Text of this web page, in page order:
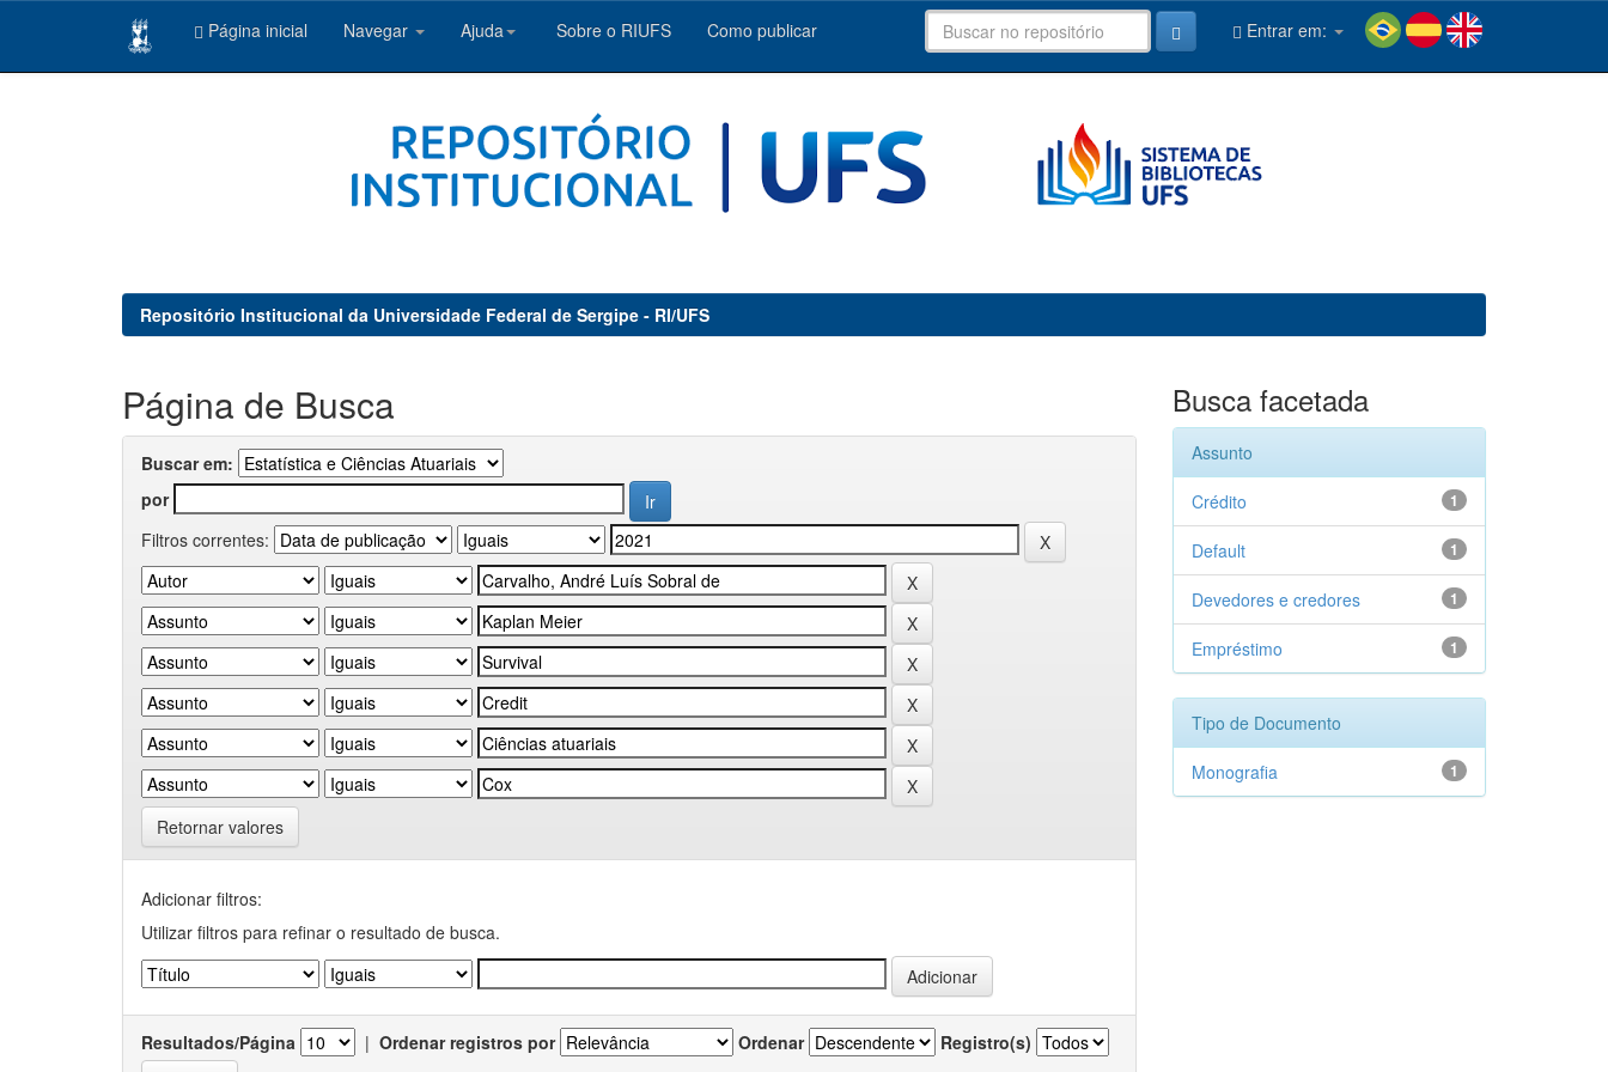
Página inicial Navegar Ajuda Sobre o RIUFS Como publicar Entrar em:
Repositório Institucional da Universidade Federal de Sergipe - RI/UFS
Página de Busca
Buscar em:
por
Filtros correntes:
Retornar valores
Adicionar filtros:
Utilizar filtros para refinar o resultado de busca.
Resultados/Página | Ordenar registros por Ordenar Registro(s)
Busca facetada
Assunto
1
Crédito
1
Default
1
Devedores e credores
1
Empréstimo
Tipo de Documento
1
Monografia